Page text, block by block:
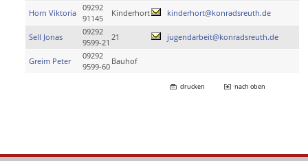
Horn Viktoria
09292
91145
Kinderhort kinderhort@konradsreuth.de
Sell Jonas
09292
9599-21
21 jugendarbeit@konradsreuth.de
Greim Peter
09292
9599-60
Bauhof
drucken nach oben